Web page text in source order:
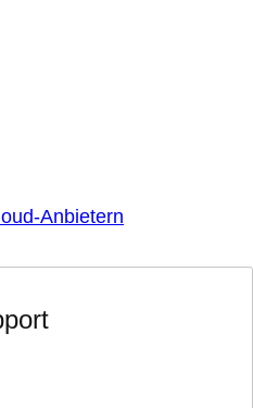
Anbietern